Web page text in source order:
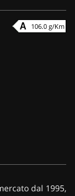
106.0 g/Km
dal 1995,